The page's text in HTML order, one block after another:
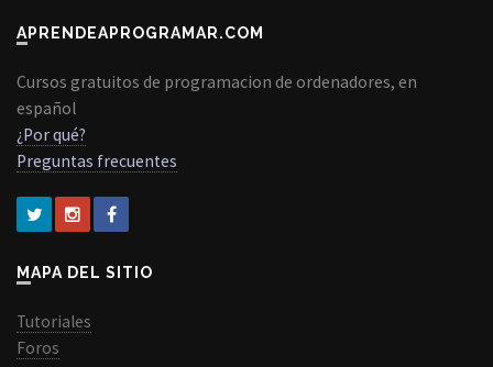
APRENDEAPROGRAMAR.COM
Cursos gratuitos de programacion de ordenadores, en
español
¿Por qué?
Preguntas frecuentes
MAPA DEL SITIO
Tutoriales
Foros